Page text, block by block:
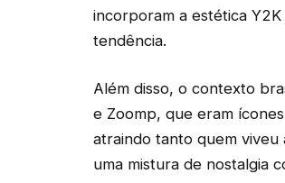
incorporam a estética
tendência.
Além disso, o contexto
e Zoomp, que eram
atraindo tanto quem viveu
uma mistura de nostalgia